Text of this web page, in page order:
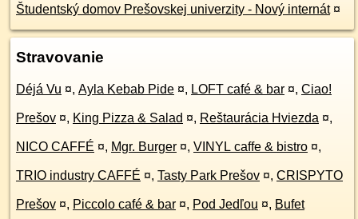
Študentský domov Prešovskej univerzity - Nový internát ¤
Stravovanie
Déjá Vu ¤, Ayla Kebab Pide ¤, LOFT café & bar ¤, Ciao!
Prešov ¤, King Pizza & Salad ¤, Reštaurácia Hviezda ¤,
NICO CAFFÉ ¤, Mgr. Burger ¤, VINYL caffe & bistro ¤,
TRIO industry CAFFÉ ¤, Tasty Park Prešov ¤, CRISPYTO
Prešov ¤, Piccolo café & bar ¤, Pod Jedľou ¤, Bufet